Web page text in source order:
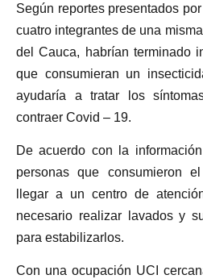
Según reportes presentados
cuatro integrantes de una
del Cauca, habrían terminado
que consumieran un
ayudaría a tratar los
contraer Covid – 19.
De acuerdo con la
personas que consumieron
llegar a un centro de
necesario realizar lavados y
para estabilizarlos.
Con una ocupación UCI